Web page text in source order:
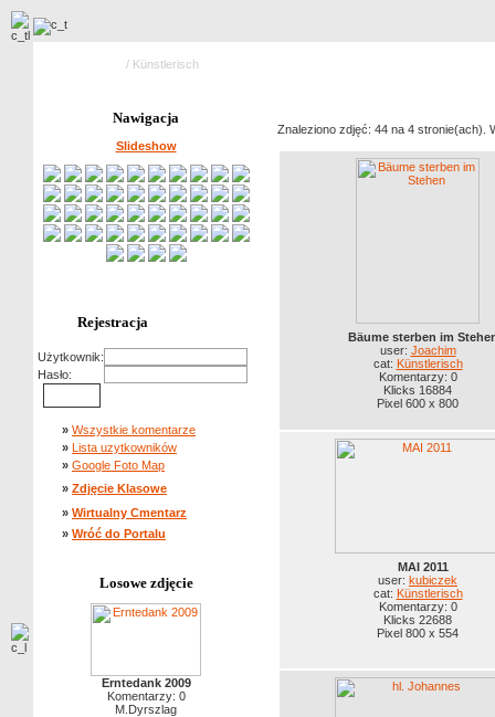
/ Künstlerisch
Nawigacja
Slideshow
Rejestracja
Użytkownik:
Hasło:
» Wszystkie komentarze
» Lista uzytkowników
» Google Foto Map
» Zdjęcie Klasowe
» Wirtualny Cmentarz
» Wróć do Portalu
Losowe zdjęcie
Erntedank 2009
Komentarzy: 0
M.Dyrszlag
Znaleziono zdjęć: 44 na 4 stronie(ach).
Bäume sterben im
user: Joachim
cat: Künstlerisch
Komentarzy: 0
Klicks 16884
Pixel 600 x 800
MAI 2011
user: kubiczek
cat: Künstlerisch
Komentarzy: 0
Klicks 22688
Pixel 800 x 554